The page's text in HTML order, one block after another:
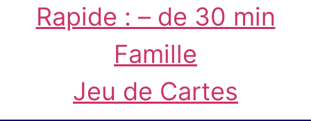
Rapide : – de 30 min
Famille
Jeu de Cartes